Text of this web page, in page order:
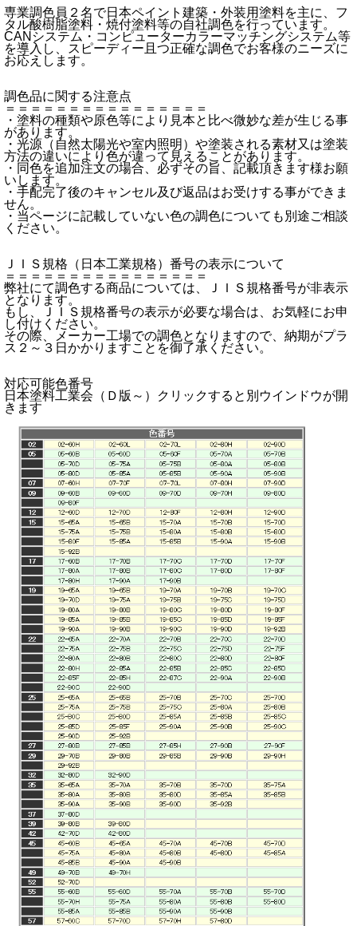
専業調色員２名で日本ペイント建築・外装用塗料を主に、フ
タル酸樹脂塗料・焼付塗料等の自社調色を行っています。
CANシステム・コンピューターカラーマッチングシステム等
を導入し、スピーディー且つ正確な調色でお客様のニーズに
お応えします。
調色品に関する注意点
＝＝＝＝＝＝＝＝＝＝＝＝＝＝＝＝
・塗料の種類や原色等により見本と比べ微妙な差が生じる事
があります。
・光源（自然太陽光や室内照明）や塗装される素材又は塗装
方法の違いにより色が違って見えることがあります。
・同色を追加注文の場合、必ずその旨、記載頂きます様お願
いします。
・手配完了後のキャンセル及び返品はお受けする事ができま
せん。
・当ページに記載していない色の調色についても別途ご相談
ください。
ＪＩＳ規格（日本工業規格）番号の表示について
＝＝＝＝＝＝＝＝＝＝＝＝＝＝＝＝
弊社にて調色する商品については、ＪＩＳ規格番号が非表示
となります。
もし、ＪＩＳ規格番号の表示が必要な場合は、お気軽にお申
し付けください。
その際、メーカー工場での調色となりますので、納期がプラ
ス２～３日かかりますことを御了承ください。
対応可能色番号
日本塗料工業会（Ｄ版～）クリックすると別ウインドウが開
きます